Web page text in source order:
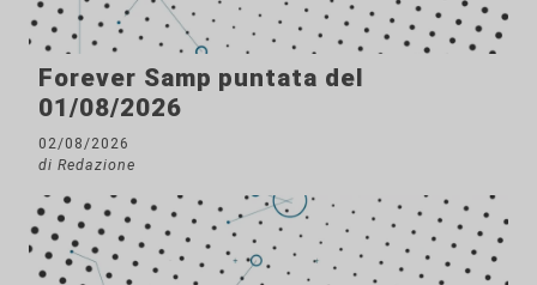
Forever Samp puntata del
01/08/2026
02/08/2026
di Redazione